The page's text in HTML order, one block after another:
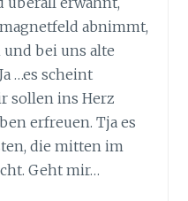
abnimmt,
bei uns alte
…es scheint
sollen ins Herz
erfreuen. Tja es
die mitten im
Geht mir…